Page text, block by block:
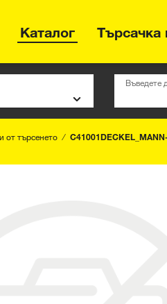
Каталог Търсачка
Въведете
от търсенето